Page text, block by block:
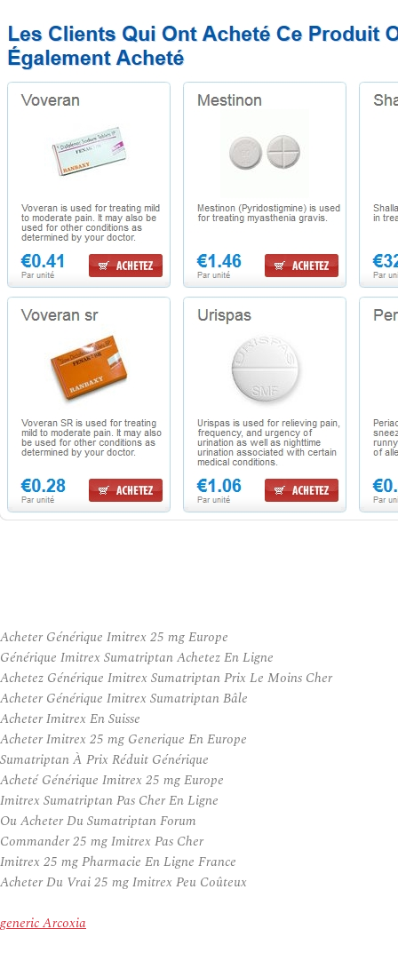
Acheter Générique Imitrex 25 mg Europe
Générique Imitrex Sumatriptan Achetez En Ligne
Achetez Générique Imitrex Sumatriptan Prix Le Moins Cher
Acheter Générique Imitrex Sumatriptan Bâle
Acheter Imitrex En Suisse
Acheter Imitrex 25 mg Generique En Europe
Sumatriptan À Prix Réduit Générique
Acheté Générique Imitrex 25 mg Europe
Imitrex Sumatriptan Pas Cher En Ligne
Ou Acheter Du Sumatriptan Forum
Commander 25 mg Imitrex Pas Cher
Imitrex 25 mg Pharmacie En Ligne France
Acheter Du Vrai 25 mg Imitrex Peu Coûteux
generic Arcoxia